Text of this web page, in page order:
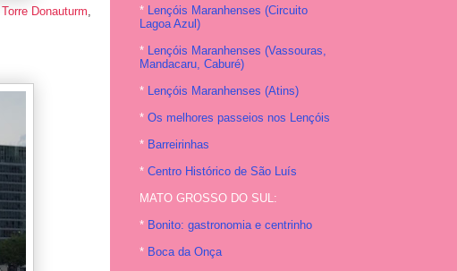
Torre Donauturm,
* Lençóis Maranhenses (Circuito
Lagoa Azul)
* Lençóis Maranhenses (Vassouras,
Mandacaru, Caburé)
* Lençóis Maranhenses (Atins)
* Os melhores passeios nos Lençóis
* Barreirinhas
* Centro Histórico de São Luís
MATO GROSSO DO SUL:
* Bonito: gastronomia e centrinho
* Boca da Onça